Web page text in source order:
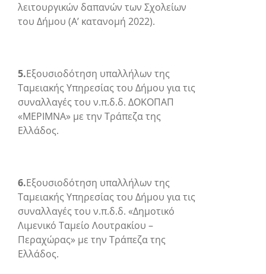
λειτουργικών δαπανών των Σχολείων
του Δήμου (Α’ κατανομή 2022).
5.Εξουσιοδότηση υπαλλήλων της
Ταμειακής Υπηρεσίας του Δήμου για τις
συναλλαγές του ν.π.δ.δ. ΔΟΚΟΠΑΠ
«ΜΕΡΙΜΝΑ» με την Τράπεζα της
Ελλάδος.
6.Εξουσιοδότηση υπαλλήλων της
Ταμειακής Υπηρεσίας του Δήμου για τις
συναλλαγές του ν.π.δ.δ. «Δημοτικό
Λιμενικό Ταμείο Λουτρακίου –
Περαχώρας» με την Τράπεζα της
Ελλάδος.